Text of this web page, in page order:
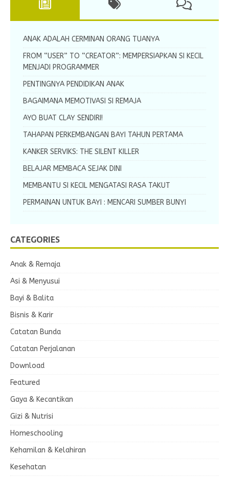
ANAK ADALAH CERMINAN ORANG TUANYA
FROM “USER” TO “CREATOR”: MEMPERSIAPKAN SI KECIL
MENJADI PROGRAMMER
PENTINGNYA PENDIDIKAN ANAK
BAGAIMANA MEMOTIVASI SI REMAJA
AYO BUAT CLAY SENDIRI!
TAHAPAN PERKEMBANGAN BAYI TAHUN PERTAMA
KANKER SERVIKS: THE SILENT KILLER
BELAJAR MEMBACA SEJAK DINI
MEMBANTU SI KECIL MENGATASI RASA TAKUT
PERMAINAN UNTUK BAYI : MENCARI SUMBER BUNYI
CATEGORIES
Anak & Remaja
Asi & Menyusui
Bayi & Balita
Bisnis & Karir
Catatan Bunda
Catatan Perjalanan
Download
Featured
Gaya & Kecantikan
Gizi & Nutrisi
Homeschooling
Kehamilan & Kelahiran
Kesehatan